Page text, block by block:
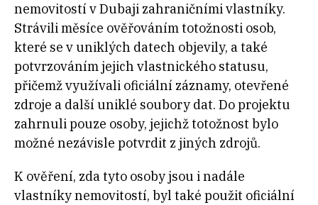
nemovitostí v Dubaji zahraničními vlastníky.
Strávili měsíce ověřováním totožnosti osob,
které se v uniklých datech objevily, a také
potvrzováním jejich vlastnického statusu,
přičemž využívali oficiální záznamy, otevřené
zdroje a další uniklé soubory dat. Do projektu
zahrnuli pouze osoby, jejichž totožnost bylo
možné nezávisle potvrdit z jiných zdrojů.
K ověření, zda tyto osoby jsou i nadále
vlastníky nemovitostí, byl také použit oficiální